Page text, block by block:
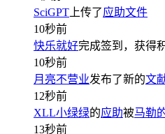
SciGPT 上传了应助文件
10秒前
快乐就好完成签到，获得
10秒前
月亮不营业发布了新的文
12秒前
XLL小绿绿的应助被马勒
13秒前